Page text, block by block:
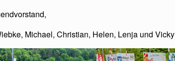
Michael, Christian, Helen, Lenja und Vicky